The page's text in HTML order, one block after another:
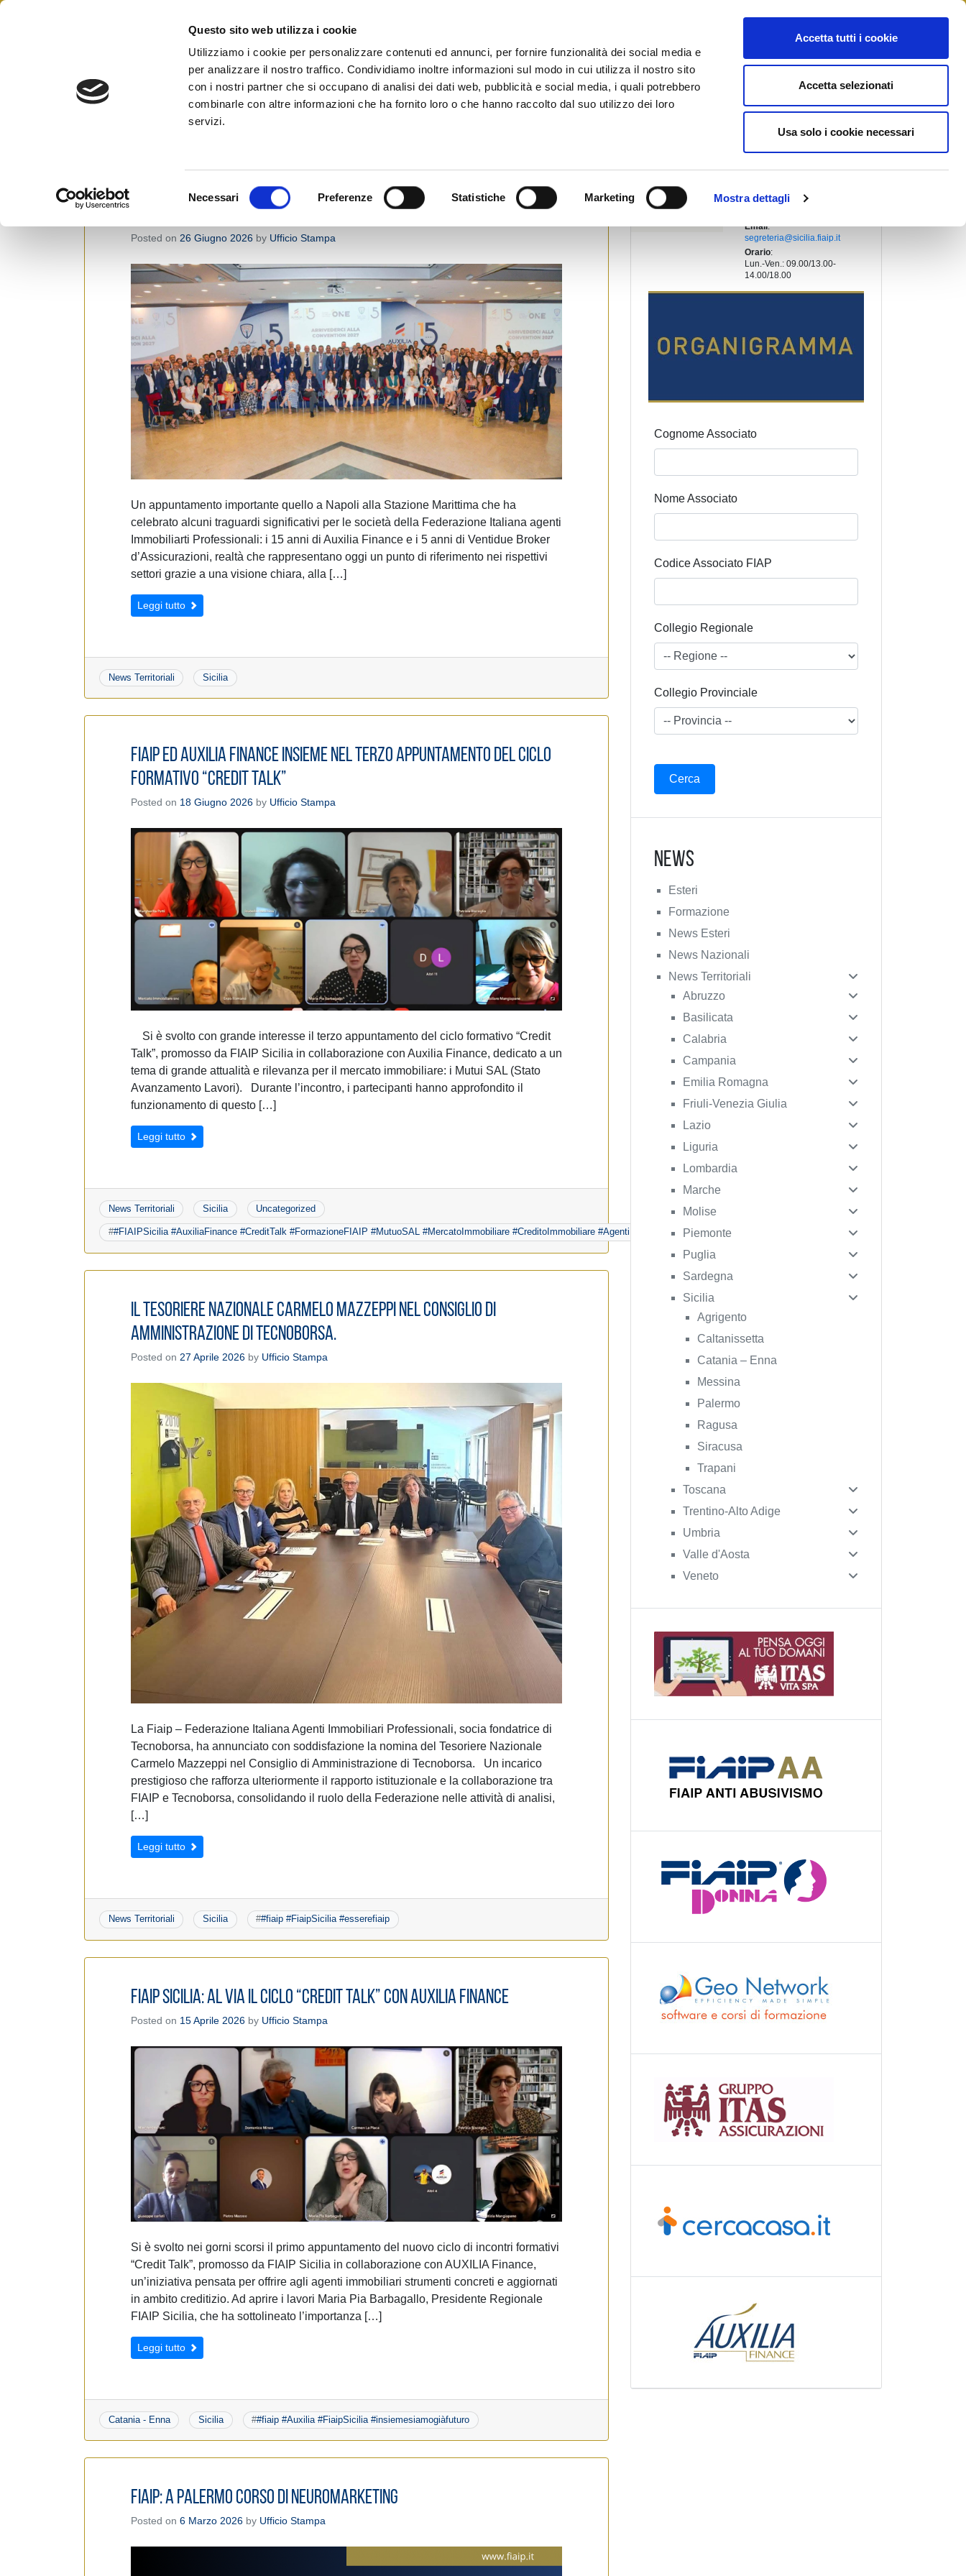
Questo sito web utilizza i cookie
Utilizziamo i cookie per personalizzare contenuti ed annunci, per fornire funzionalità dei social media e
per analizzare il nostro traffico. Condividiamo inoltre informazioni sul modo in cui utilizza il nostro sito
con i nostri partner che si occupano di analisi dei dati web, pubblicità e social media, i quali potrebbero
combinarle con altre informazioni che ha fornito loro o che hanno raccolto dal suo utilizzo dei loro
servizi.
e
i
n
e
l
c
o
n
n
o
Necessari Preferenze Statistiche Marketing Mostra dettagli
Accetta tutti i cookie
Accetta selezionati
Usa solo i cookie necessari
Skip
Federazione Italiana Agenti Immobiliari Professionali
News
Fiaip Sicilia presente alla Convention nazionale 2026 di Auxilia
Finance e Ventidue Broker d’Assicurazioni
Posted on 26 Giugno 2026 by Ufficio Stampa
Un appuntamento importante quello a Napoli alla Stazione Marittima che ha
celebrato alcuni traguardi significativi per le società della Federazione Italiana agenti
Immobiliarti Professionali: i 15 anni di Auxilia Finance e i 5 anni di Ventidue Broker
d’Assicurazioni, realtà che rappresentano oggi un punto di riferimento nei rispettivi
settori grazie a una visione chiara, alla […]
Leggi tutto
News Territoriali Sicilia
Fiaip ed Auxilia Finance insieme nel terzo appuntamento del ciclo
formativo “Credit Talk”
Posted on 18 Giugno 2026 by Ufficio Stampa
Si è svolto con grande interesse il terzo appuntamento del ciclo formativo “Credit
Talk”, promosso da FIAIP Sicilia in collaborazione con Auxilia Finance, dedicato a un
tema di grande attualità e rilevanza per il mercato immobiliare: i Mutui SAL (Stato
Avanzamento Lavori). Durante l’incontro, i partecipanti hanno approfondito il
funzionamento di questo […]
Leggi tutto
News Territoriali Sicilia Uncategorized
##FIAIPSicilia #AuxiliaFinance #CreditTalk #FormazioneFIAIP #MutuoSAL #MercatoImmobiliare #CreditoImmobiliare #AgentiImmobiliari #RealEstateProfessionals
Il Tesoriere Nazionale Carmelo Mazzeppi nel Consiglio di
Amministrazione di Tecnoborsa.
Posted on 27 Aprile 2026 by Ufficio Stampa
La Fiaip – Federazione Italiana Agenti Immobiliari Professionali, socia fondatrice di
Tecnoborsa, ha annunciato con soddisfazione la nomina del Tesoriere Nazionale
Carmelo Mazzeppi nel Consiglio di Amministrazione di Tecnoborsa. Un incarico
prestigioso che rafforza ulteriormente il rapporto istituzionale e la collaborazione tra
FIAIP e Tecnoborsa, consolidando il ruolo della Federazione nelle attività di analisi,
[…]
Leggi tutto
News Territoriali Sicilia ##fiaip #FiaipSicilia #esserefiaip
FIAIP Sicilia: al via il ciclo “Credit Talk” con Auxilia Finance
Posted on 15 Aprile 2026 by Ufficio Stampa
Si è svolto nei gorni scorsi il primo appuntamento del nuovo ciclo di incontri formativi
“Credit Talk”, promosso da FIAIP Sicilia in collaborazione con AUXILIA Finance,
un’iniziativa pensata per offrire agli agenti immobiliari strumenti concreti e aggiornati
in ambito creditizio. Ad aprire i lavori Maria Pia Barbagallo, Presidente Regionale
FIAIP Sicilia, che ha sottolineato l’importanza […]
Leggi tutto
Catania - Enna Sicilia ##fiaip #Auxilia #FiaipSicilia #insiemesiamogiàfuturo
Fiaip: A Palermo Corso di Neuromarketing
Posted on 6 Marzo 2026 by Ufficio Stampa
BARBAGALLO MARIA PIA
:
VIA XX SETTEMBRE,107
95040, MOTTA SANT'ANASTASIA
Fax:
Email:
segreteria@sicilia.fiaip.it
Orario:
Lun.-Ven.: 09.00/13.00-
14.00/18.00
Cognome Associato
Nome Associato
Codice Associato FIAP
Collegio Regionale
Collegio Provinciale
News
Esteri
Formazione
News Esteri
News Nazionali
News Territoriali
Abruzzo
Basilicata
Calabria
Campania
Emilia Romagna
Friuli-Venezia Giulia
Lazio
Liguria
Lombardia
Marche
Molise
Piemonte
Puglia
Sardegna
Sicilia
Agrigento
Caltanissetta
Catania – Enna
Messina
Palermo
Ragusa
Siracusa
Trapani
Toscana
Trentino-Alto Adige
Umbria
Valle d'Aosta
Veneto